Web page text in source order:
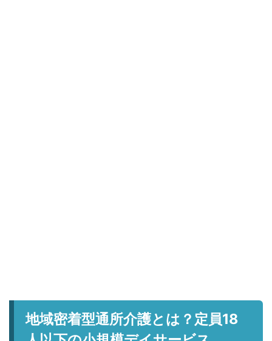
地域密着型通所介護とは？定員18